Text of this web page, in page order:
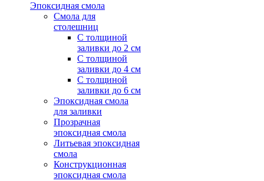
Эпоксидная смола
Смола для
столешниц
С толщиной
заливки до 2 см
С толщиной
заливки до 4 см
С толщиной
заливки до 6 см
Эпоксидная смола
для заливки
Прозрачная
эпоксидная смола
Литьевая эпоксидная
смола
Конструкционная
эпоксидная смола